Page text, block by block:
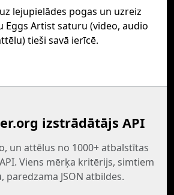
lejupielādes pogas un uzreiz
Eggs Artist saturu (video, audio
tieši savā ierīcē.
izstrādātājs API
un attēlus no 1000+ atbalstītas
Viens mērķa kritērijs, simtiem
paredzama JSON atbildes.